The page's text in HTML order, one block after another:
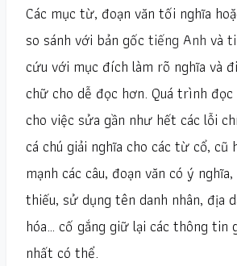
Các mục từ, đoạn văn tối nghĩa
so sánh với bản gốc tiếng Anh và
cứu với mục đích làm rõ nghĩa và
chữ cho dễ đọc hơn. Quá trình đọc
cho việc sửa gần như hết các lỗi
cá chú giải nghĩa cho các từ cổ, cũ
mạnh các câu, đoạn văn có ý
thiếu, sử dụng tên danh nhân, địa
hóa… cố gắng giữ lại các thông tin
nhất có thể.